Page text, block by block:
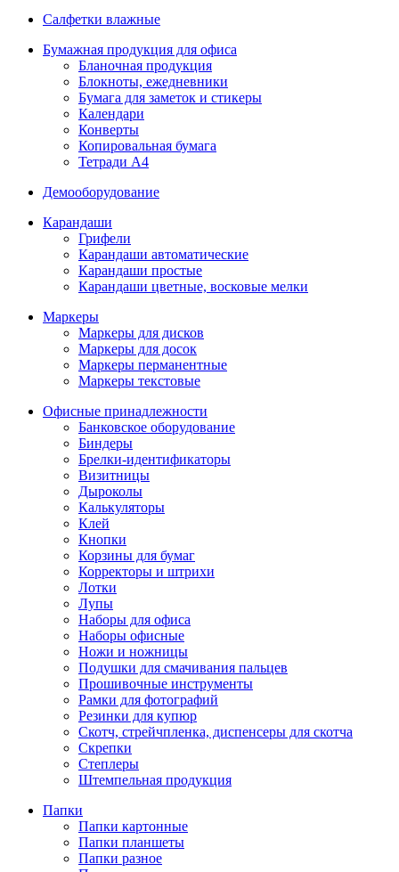
Салфетки влажные
Бумажная продукция для офиса
Бланочная продукция
Блокноты, ежедневники
Бумага для заметок и стикеры
Календари
Конверты
Копировальная бумага
Тетради А4
Демооборудование
Карандаши
Грифели
Карандаши автоматические
Карандаши простые
Карандаши цветные, восковые мелки
Маркеры
Маркеры для дисков
Маркеры для досок
Маркеры перманентные
Маркеры текстовые
Офисные принадлежности
Банковское оборудование
Биндеры
Брелки-идентификаторы
Визитницы
Дыроколы
Калькуляторы
Клей
Кнопки
Корзины для бумаг
Корректоры и штрихи
Лотки
Лупы
Наборы для офиса
Наборы офисные
Ножи и ножницы
Подушки для смачивания пальцев
Прошивочные инструменты
Рамки для фотографий
Резинки для купюр
Скотч, стрейчпленка, диспенсеры для скотча
Скрепки
Степлеры
Штемпельная продукция
Папки
Папки картонные
Папки планшеты
Папки разное